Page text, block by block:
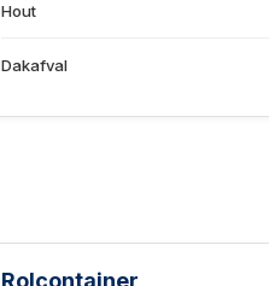
Hout
Dakafval
Rolcontainer